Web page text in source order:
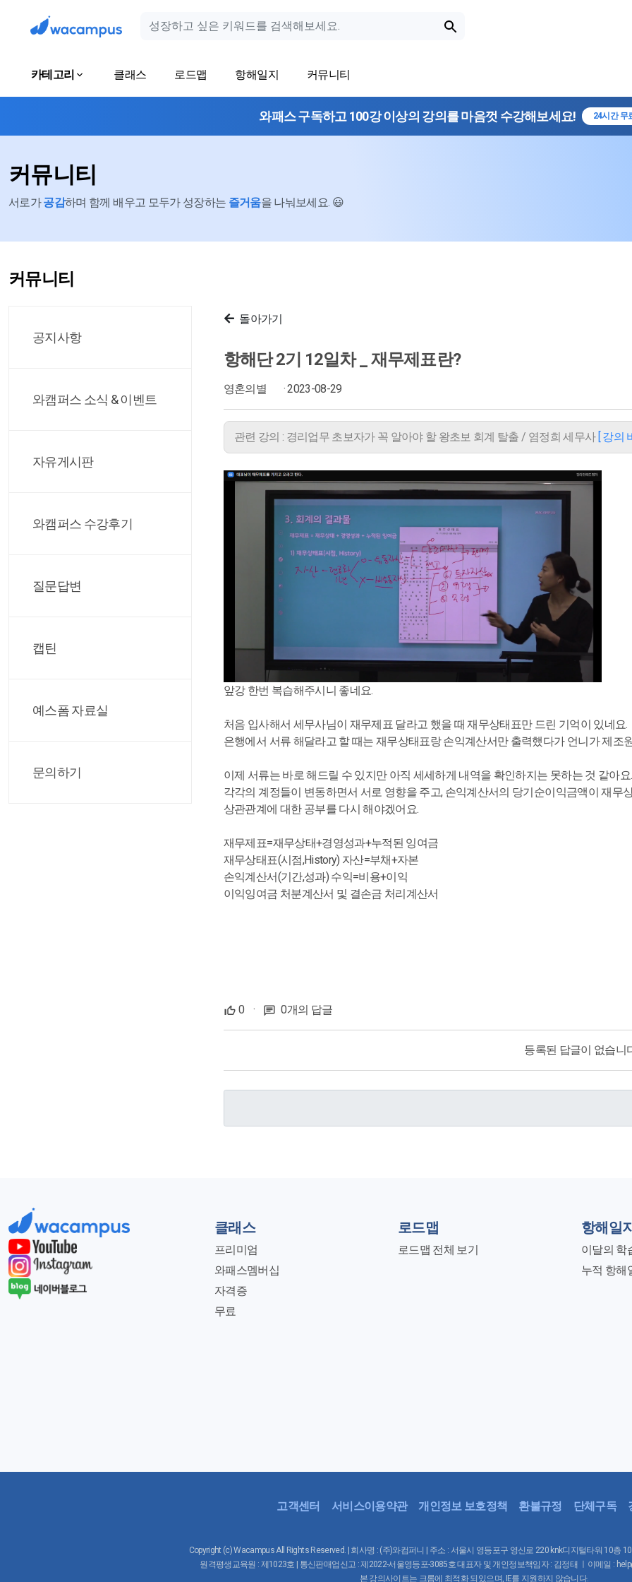
카테고리 클래스 로드맵 항해일지 커뮤니티
와패스 구독하고 100강 이상의 강의를 마음껏 수강해보세요! 24시간 무
커뮤니티
서로가공감하며 함께 배우고 모두가 성장하는 즐거움을 나눠보세요. 😃
커뮤니티
공지사항
와캠퍼스 소식 & 이벤트
자유게시판
와캠퍼스 수강후기
질문답변
캡틴
예스폼 자료실
문의하기
돌아가기
항해단 2기 12일차 _ 재무제표란?
영혼의별 · 2023-08-29
관련 강의 : 경리업무 초보자가 꼭 알아야 할 왕초보 회계 탈출 / 염정희 세무사 [ 강의
앞강 한번 복습해주시니 좋네요.
처음 입사해서 세무사님이 재무제표 달라고 했을 때 재무상태표만 드린 기억이 있네요.
은행에서 서류 해달라고 할 때는 재무상태표랑 손익계산서만 출력했다가 언니가 제조
이제 서류는 바로 해드릴 수 있지만 아직 세세하게 내역을 확인하지는 못하는 것 같아
각각의 계정들이 변동하면서 서로 영향을 주고, 손익계산서의 당기순이익금액이 재무
상관관계에 대한 공부를 다시 해야겠어요.
재무제표=재무상태+경영성과+누적된 잉여금
재무상태표(시점,History) 자산=부채+자본
손익계산서(기간,성과) 수익=비용+이익
이익잉여금 처분계산서 및 결손금 처리계산서
0 · 0개의 답글
등록된 답글이 없습니
클래스
프리미엄
와패스멤버십
자격증
무료
로드맵
로드맵 전체 보기
항해일지
이달의 학
누적 항해
고객센터 서비스이용약관 개인정보 보호정책 환불규정 단체구독
Copyright (c) Wacampus All Rights Reserved. | 회사명 : (주)와컴퍼니 | 주소 : 서울시 영등포구 영신로 220 knk디지털타워 10층
원격평생교육원 : 제1023호 | 통신판매업신고 : 제2022-서울영등포-3085호 대표자 및 개인정보책임자 : 김정태 ㅣ이메일 :
본 강의사이트는 크롬에 최적화 되있으며, IE를 지원하지 않습니다.